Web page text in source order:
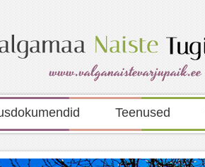
Teenused